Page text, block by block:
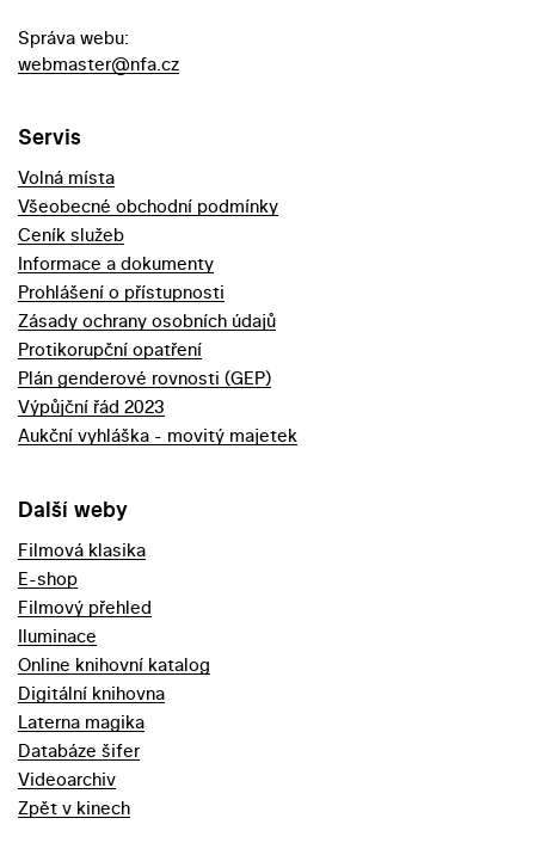
Správa webu:
webmaster@nfa.cz
Servis
Volná místa
Všeobecné obchodní podmínky
Ceník služeb
Informace a dokumenty
Prohlášení o přístupnosti
Zásady ochrany osobních údajů
Protikorupční opatření
Plán genderové rovnosti (GEP)
Výpůjční řád 2023
Aukční vyhláška - movitý majetek
Další weby
Filmová klasika
E-shop
Filmový přehled
Iluminace
Online knihovní katalog
Digitální knihovna
Laterna magika
Databáze šifer
Videoarchiv
Zpět v kinech